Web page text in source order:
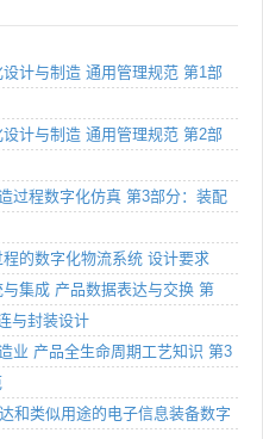
计与制造 通用管理规范 第1部
计与制造 通用管理规范 第2部
过程数字化仿真 第3部分：装配
的数字化物流系统 设计要求
集成 产品数据表达与交换 第
与封装设计
业 产品全生命周期工艺知识 第3
和类似用途的电子信息装备数字